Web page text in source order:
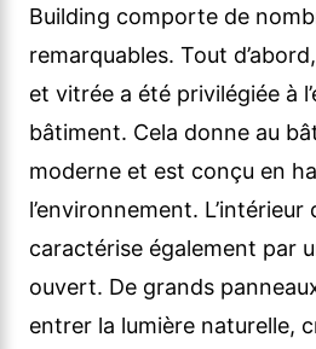
Building comporte de
remarquables. Tout
et vitrée a été privilégiée à
bâtiment. Cela donne au
moderne et est conçu en
l’environnement.
caractérise également par
ouvert. De grands
entrer la lumière naturelle,